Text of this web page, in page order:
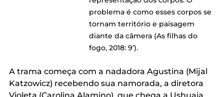
problema é como esses corpos se
tornam território e paisagem
diante da câmera (As filhas do
fogo, 2018: 9’).
A trama começa com a nadadora Agustina (Mijal
Katzowicz) recebendo sua namorada, a diretora